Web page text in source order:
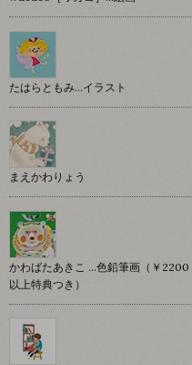
たはらともみ…イラスト
まえかわりょう
かわばたあきこ …色鉛筆画（￥2200
以上特典つき）